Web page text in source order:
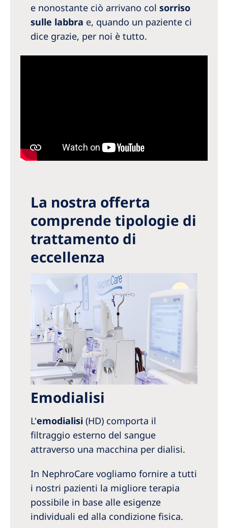
e nonostante ciò arrivano col sorriso
sulle labbra e, quando un paziente ci
dice grazie, per noi è tutto.
La nostra offerta
comprende tipologie di
trattamento di
eccellenza
Emodialisi
L'emodialisi (HD) comporta il
filtraggio esterno del sangue
attraverso una macchina per dialisi.
In NephroCare vogliamo fornire a tutti
i nostri pazienti la migliore terapia
possibile in base alle esigenze
individuali ed alla condizione fisica.